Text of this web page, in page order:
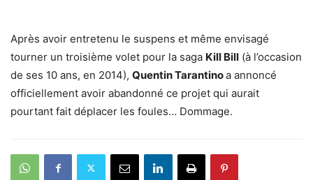
Après avoir entretenu le suspens et même envisagé
tourner un troisième volet pour la saga Kill Bill (à l’occasion
de ses 10 ans, en 2014), Quentin Tarantinoa annoncé
officiellement avoir abandonné ce projet qui aurait
pourtant fait déplacer les foules… Dommage.